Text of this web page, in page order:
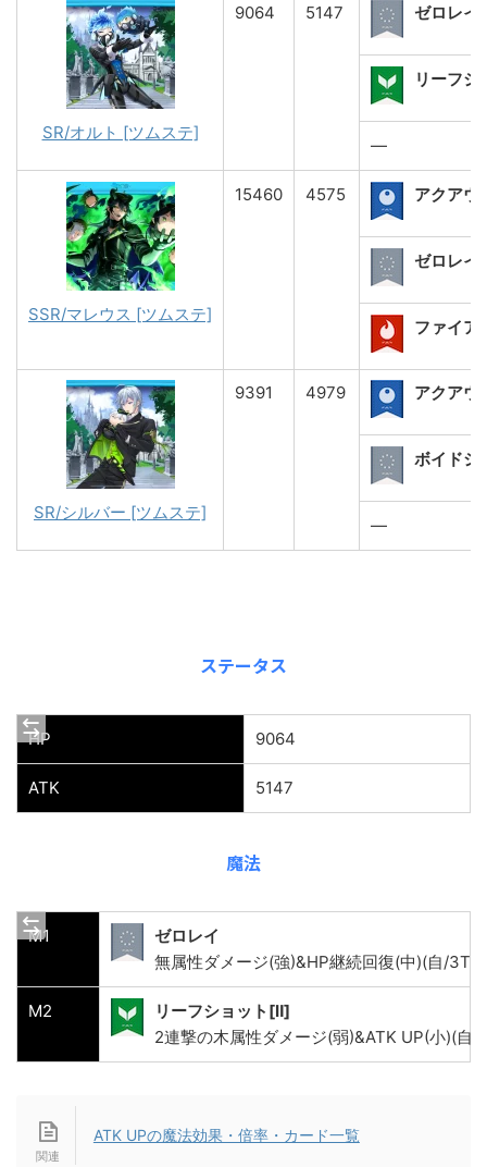
SR/オルト [ツムステ]
9064 5147 ゼロレイ
リーフ
―
SSR/マレウス [ツムステ]
15460 4575 アクアウ
ゼロレイ
ファイア
SR/シルバー [ツムステ]
9391 4979 アクアウ
ボイドシ
―
ステータス
HP 9064
ATK 5147
魔法
M1
ゼロレイ
無属性ダメージ(強)&HP継続回復(中)(自/3T)
M2
リーフショット[Ⅱ]
2連撃の木属性ダメージ(弱)&ATK UP(小)(自/
ATK UPの魔法効果・倍率・カード一覧